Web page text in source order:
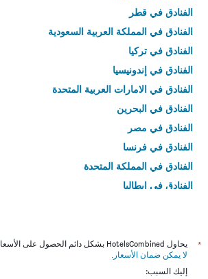
الفنادق في قطر
الفنادق في المملكة العربية السعودية
الفنادق في تركيا
الفنادق في إندونيسيا
الفنادق في الامارات العربية المتحدة
الفنادق في البحرين
الفنادق في مصر
الفنادق في فرنسا
الفنادق في المملكة المتحدة
الفنادق في إيطاليا
*
يحاول HotelsCombined بشكل دائم الحصول على الأسعار الدقيقة، ولكن
لا يمكن ضمان الأسعار .
إليك السبب: